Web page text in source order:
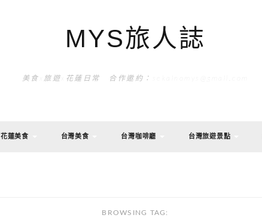
MYS旅人誌
美食x旅遊x花蓮日常 合作邀約：sekainomys@gmail.com
花蓮美食 台灣美食 台灣咖啡廳 台灣旅遊景點
BROWSING TAG: